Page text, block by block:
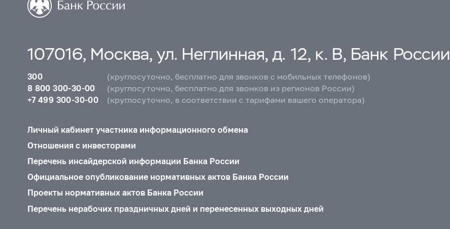
107016, Москва, ул. Неглинная, д. 12, к. В, Банк России
300
(круглосуточно, бесплатно для звонков с мобильных телефонов)
8 800 300-30-00
(круглосуточно, бесплатно для звонков из регионов России)
+7 499 300-30-00
(круглосуточно, в соответствии с тарифами вашего оператора)
Личный кабинет участника информационного обмена
Отношения с инвесторами
Перечень инсайдерской информации Банка России
Официальное опубликование нормативных актов Банка России
Проекты нормативных актов Банка России
Перечень нерабочих праздничных дней и перенесенных выходных дней